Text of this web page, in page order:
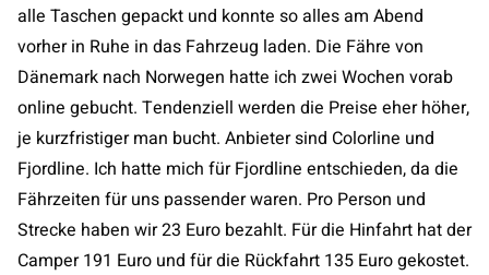
alle Taschen gepackt und konnte so alles am Abend
vorher in Ruhe in das Fahrzeug laden. Die Fähre von
Dänemark nach Norwegen hatte ich zwei Wochen vorab
online gebucht. Tendenziell werden die Preise eher höher,
je kurzfristiger man bucht. Anbieter sind Colorline und
Fjordline. Ich hatte mich für Fjordline entschieden, da die
Fährzeiten für uns passender waren. Pro Person und
Strecke haben wir 23 Euro bezahlt. Für die Hinfahrt hat der
Camper 191 Euro und für die Rückfahrt 135 Euro gekostet.